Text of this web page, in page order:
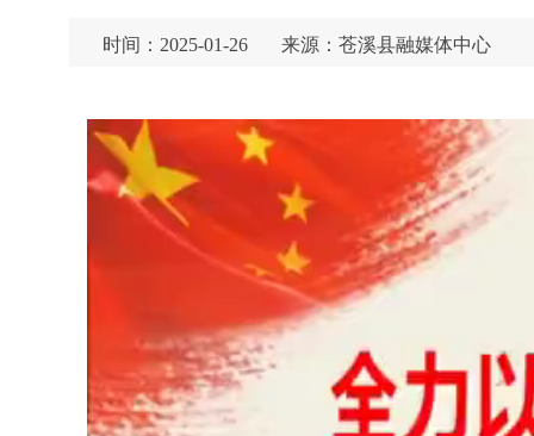
时间：2025-01-26 来源：苍溪县融媒体中心